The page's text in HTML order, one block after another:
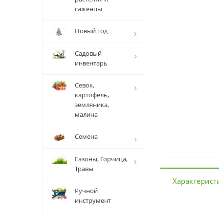
саженцы
Новый год
Садовый
инвентарь
Севок,
картофель,
земляника,
малина
Семена
Газоны, Горчица,
Травы
Ручной
инструмент